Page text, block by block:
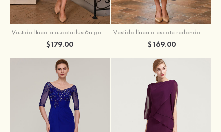
Vestido línea a escote ilusión gasa hasta la tibia vestido de madrina
$179.00
Vestido línea a escote redondo gasa hasta la tibia vestido de madrina
$169.00